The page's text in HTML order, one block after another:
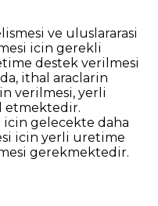
ve uluslararasi
icin gerekli
destek verilmesi
ithal araclarin
verilmesi, yerli
etmektedir.
gelecekte daha
icin yerli uretime
gerekmektedir.